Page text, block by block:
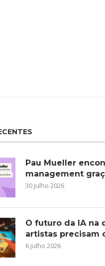
Pau Mueller
management
30 julho 2026
O futuro da IA na
artistas precisam
6 julho 2026